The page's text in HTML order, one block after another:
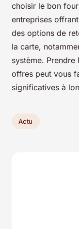
choisir le bon
entreprises
des options de
la carte,
système.
offres peut vous
significatives à
Actu